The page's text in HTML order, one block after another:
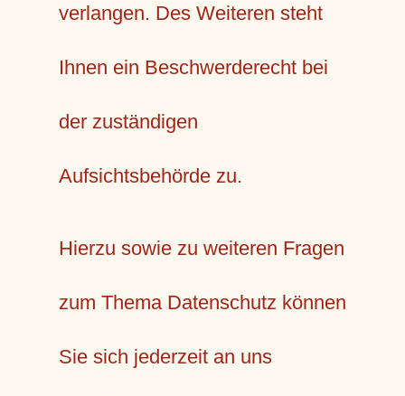
verlangen. Des Weiteren steht
Ihnen ein Beschwerderecht bei
der zuständigen
Aufsichtsbehörde zu.
Hierzu sowie zu weiteren Fragen
zum Thema Datenschutz können
Sie sich jederzeit an uns